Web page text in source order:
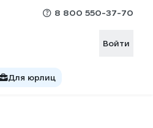
8 800 550-37-70
Войти
Для юрлиц